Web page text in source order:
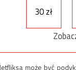
30 zł
może być